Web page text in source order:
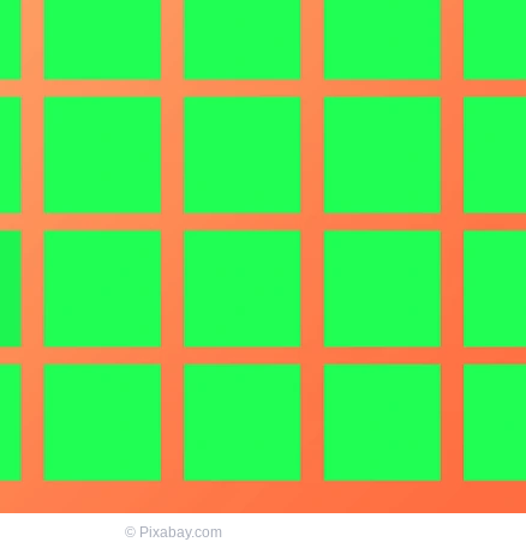
© Pixabay.com